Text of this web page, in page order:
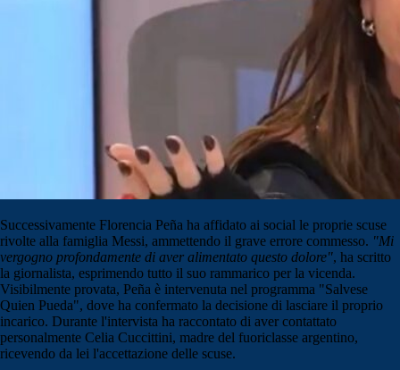
Successivamente Florencia Peña ha affidato ai social le proprie scuse
rivolte alla famiglia Messi, ammettendo il grave errore commesso. "Mi
vergogno profondamente di aver alimentato questo dolore", ha scritto
la giornalista, esprimendo tutto il suo rammarico per la vicenda.
Visibilmente provata, Peña è intervenuta nel programma "Salvese
Quien Pueda", dove ha confermato la decisione di lasciare il proprio
incarico. Durante l'intervista ha raccontato di aver contattato
personalmente Celia Cuccittini, madre del fuoriclasse argentino,
ricevendo da lei l'accettazione delle scuse.